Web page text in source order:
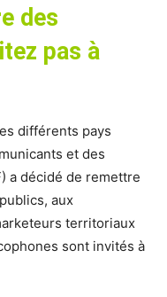
des
pas à
différents pays
et des
a décidé de remettre
aux
territoriaux
sont invités à